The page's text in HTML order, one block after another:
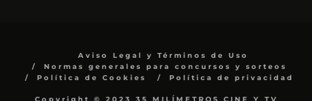
Aviso Legal y Términos de Uso
Normas generales para concursos y sorteos
Política de Cookies
Política de privacidad
Copyright © 2023 35 MILÍMETROS CINE Y TV